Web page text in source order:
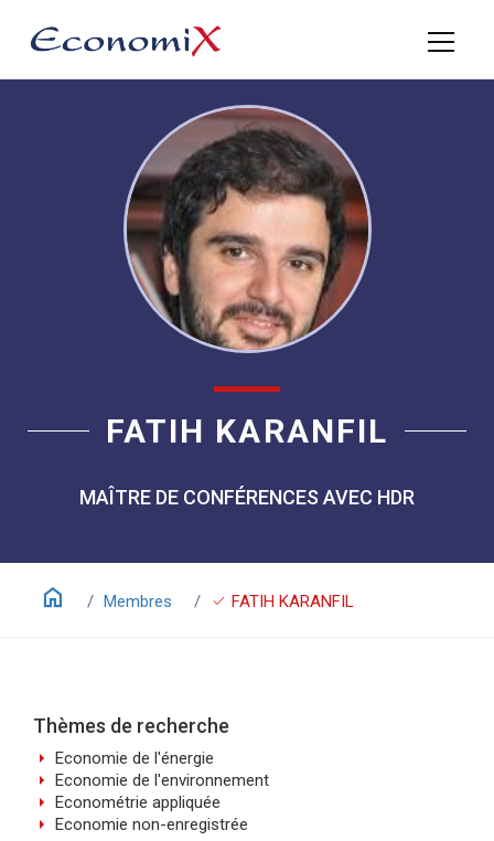
FATIH KARANFIL
MAÎTRE DE CONFÉRENCES AVEC HDR
home Membres check FATIH KARANFIL
Thèmes de recherche
arrow_right Economie de l'énergie
arrow_right Economie de l'environnement
arrow_right Econométrie appliquée
arrow_right Economie non-enregistrée